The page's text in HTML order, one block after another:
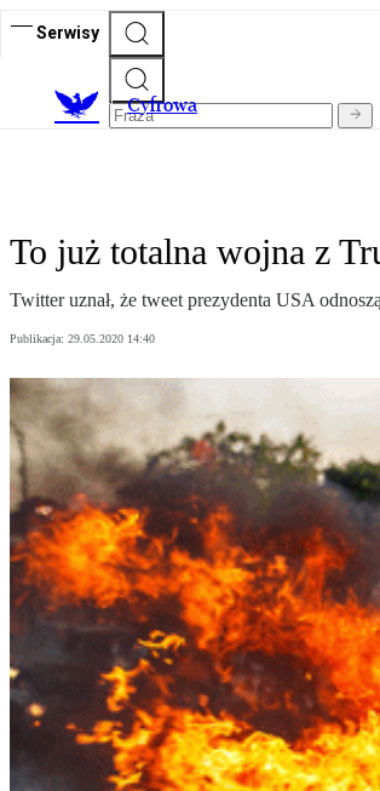
Serwisy
Cyfrowa
To już totalna wojna z
Twitter uznał, że tweet prezydenta USA
Publikacja: 29.05.2020 14:40